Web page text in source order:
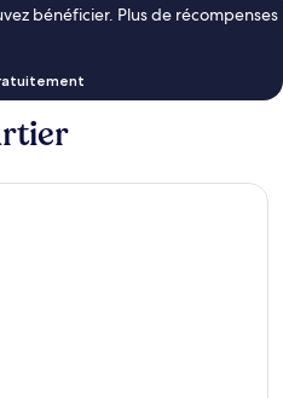
bénéficier. Plus de récompenses